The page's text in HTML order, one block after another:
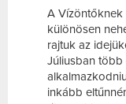
A Vízöntőknek
különösen
rajtuk az
Júliusban több
inkább